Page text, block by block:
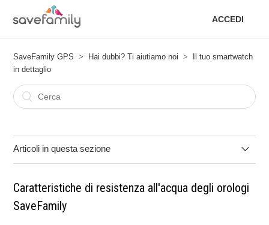
ACCEDI
SaveFamily GPS Hai dubbi? Ti aiutiamo noi
Il tuo smartwatch
in dettaglio
Articoli in questa sezione
Il dispositivo non si connette a Internet.
Caratteristiche di resistenza all'acqua degli orologi
SaveFamily